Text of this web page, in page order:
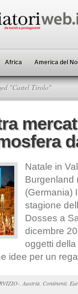
Africa America del
"Castel Tirolo"
Natale in
Burgenland
(Germania)
stagione
Dosses a
dicembre
oggetti
idee per un
Austria Continenti,